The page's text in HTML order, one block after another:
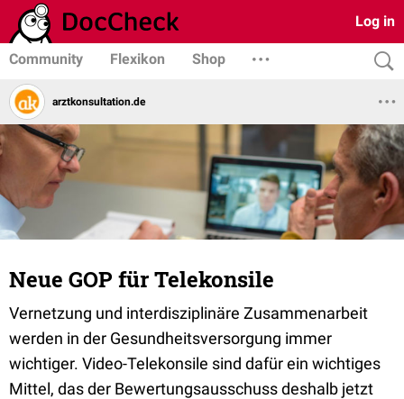
Log in
Community Flexikon Shop
arztkonsultation.de
Neue GOP für Telekonsile
Vernetzung und interdisziplinäre Zusammenarbeit
werden in der Gesundheitsversorgung immer
wichtiger. Video-Telekonsile sind dafür ein wichtiges
Mittel, das der Bewertungsausschuss deshalb jetzt